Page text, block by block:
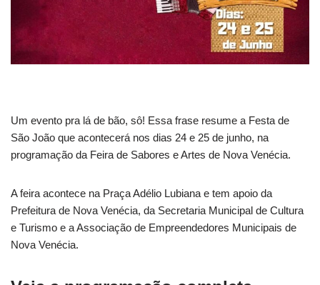
Um evento pra lá de bão, sô! Essa frase resume a Festa de
São João que acontecerá nos dias 24 e 25 de junho, na
programação da Feira de Sabores e Artes de Nova Venécia.
A feira acontece na Praça Adélio Lubiana e tem apoio da
Prefeitura de Nova Venécia, da Secretaria Municipal de Cultura
e Turismo e a Associação de Empreendedores Municipais de
Nova Venécia.